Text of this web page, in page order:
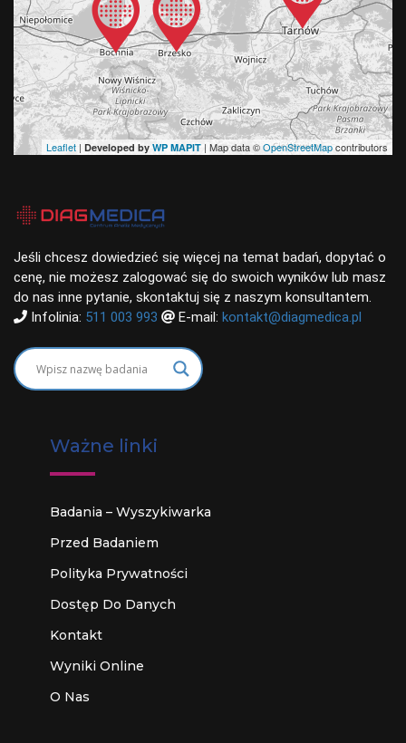
Leaflet | Developed by WP MAPIT | Map data ©OpenStreetMapcontributors
Jeśli chcesz dowiedzieć się więcej na temat badań, dopytać o
cenę, nie możesz zalogować się do swoich wyników lub masz
do nas inne pytanie, skontaktuj się z naszym konsultantem.
Infolinia: 511 003 993 E-mail: kontakt@diagmedica.pl
Ważne linki
Badania – Wyszykiwarka
Przed Badaniem
Polityka Prywatności
Dostęp Do Danych
Kontakt
Wyniki Online
O Nas